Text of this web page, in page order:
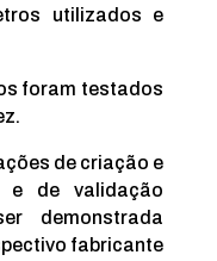
utilizados e
foram testados
de criação e
e de validação
demonstrada
fabricante